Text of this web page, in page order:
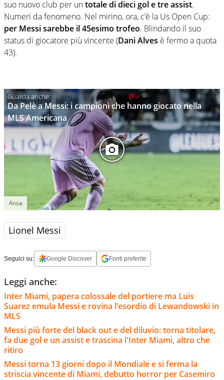
suo nuovo club per untotale di dieci gol e tre assist.
Numeri da fenomeno. Nel mirino, ora, c’è la Us Open Cup:
per Messi sarebbe il 45esimo trofeo. Blindando il suo
status di giocatore più vincente (Dani Alves è fermo a quota
43).
Da Pelè a Messi: i campioni che hanno giocato nella
MLS Americana
Ansa
Lionel Messi
Seguici su: Google Discover Fonti preferite
Leggi anche:
Inter Miami, papera colossale del portiere ma Luis
Suarez emula Messi e rovina l’esordio di Lewandowski in
MLS
Messi più forte del black out e del diluvio: torna titolare,
fa due gol e un assist e trascina l'Inter Miami, altro che
ritiro
Messi torna 13 giorni dopo il Mondiale e si ferma la
striscia vincente di Miami, debutto horror per Casemiro